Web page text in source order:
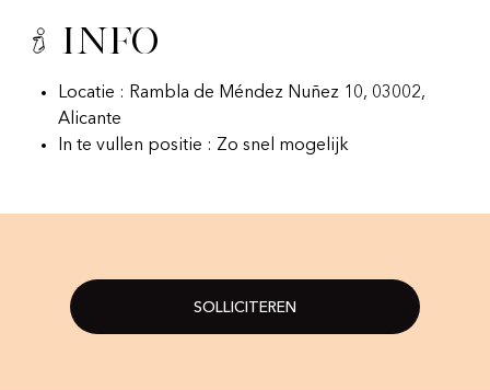
Info
Locatie : Rambla de Méndez Nuñez 10, 03002,
Alicante
In te vullen positie : Zo snel mogelijk
SOLLICITEREN